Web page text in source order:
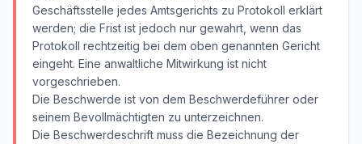
Geschäftsstelle jedes Amtsgerichts zu Protokoll erklärt
werden; die Frist ist jedoch nur gewahrt, wenn das
Protokoll rechtzeitig bei dem oben genannten Gericht
eingeht. Eine anwaltliche Mitwirkung ist nicht
vorgeschrieben.
Die Beschwerde ist von dem Beschwerdeführer oder
seinem Bevollmächtigten zu unterzeichnen.
Die Beschwerdeschrift muss die Bezeichnung der